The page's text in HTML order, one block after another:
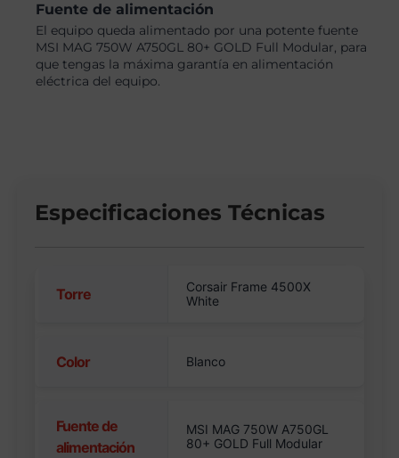
Fuente de alimentación
El equipo queda alimentado por una potente fuente
MSI MAG 750W A750GL 80+ GOLD Full Modular, para
que tengas la máxima garantía en alimentación
eléctrica del equipo.
Especificaciones Técnicas
Torre
Corsair Frame 4500X
White
Color Blanco
Fuente de
alimentación
MSI MAG 750W A750GL
80+ GOLD Full Modular